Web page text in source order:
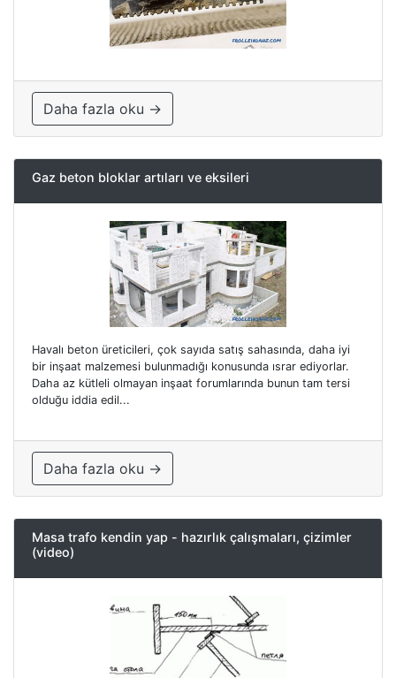
Daha fazla oku →
Gaz beton bloklar artıları ve eksileri
Havalı beton üreticileri, çok sayıda satış sahasında, daha iyi
bir inşaat malzemesi bulunmadığı konusunda ısrar ediyorlar.
Daha az kütleli olmayan inşaat forumlarında bunun tam tersi
olduğu iddia edil...
Daha fazla oku →
Masa trafo kendin yap - hazırlık çalışmaları, çizimler
(video)